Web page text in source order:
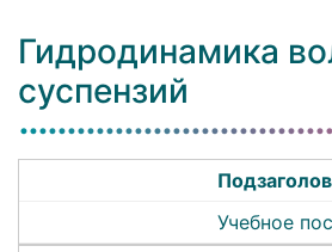
Гидродинамика
суспензий
Учебное